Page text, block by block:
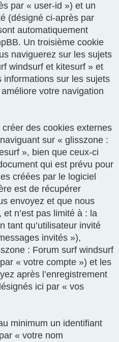
par « user-id ») et un
(désigné ci-après par
automatiquement
Un troisième cookie
naviguerez sur les sujets
windsurf et kitesurf » et
sur les sujets
votre navigation
des cookies externes
sur « glisszone :
», bien que ceux-ci
qui est prévu pour
créées par le logiciel
est de récupérer
envoyez et que nous
n’est pas limité à : la
tant qu’utilisateur invité
invités »),
: Forum surf windsurf
« votre compte ») et les
après l’enregistrement
ici par « vos
minimum un identifiant
« votre nom